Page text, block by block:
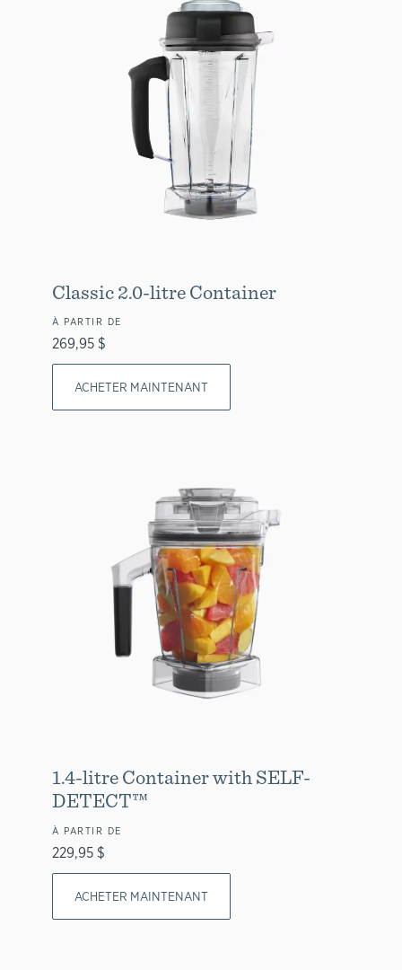
Classic 2.0-litre Container
À PARTIR DE
269,95 $
ACHETER MAINTENANT
1.4-litre Container with SELF-
DETECT™
À PARTIR DE
229,95 $
ACHETER MAINTENANT